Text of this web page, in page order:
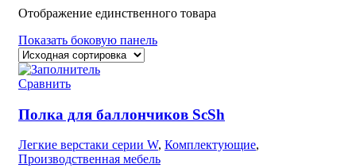
Отображение единственного товара
Показать боковую панель
Сравнить
Полка для баллончиков ScSh
Легкие верстаки серии W, Комплектующие,
Производственная мебель